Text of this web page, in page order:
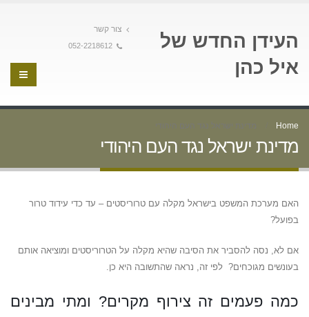
העידן החדש של
איל כהן
צור קשר
052-2218612
Home מדינת ישראל נגד העם היהודי
מדינת ישראל נגד העם היהודי
האם מערכת המשפט בישראל מקלה עם טרוריסטים – עד כדי עידוד טרור
בפועל?
אם לא, נסה להסביר את הסיבה שהיא מקלה על הטרוריסטים ומוציאה אותם
בעונשים מגוכחים? לפי זה, נראה שהתשובה היא כן.
כמה פעמים זה צירוף מקרים? ומתי מבינים